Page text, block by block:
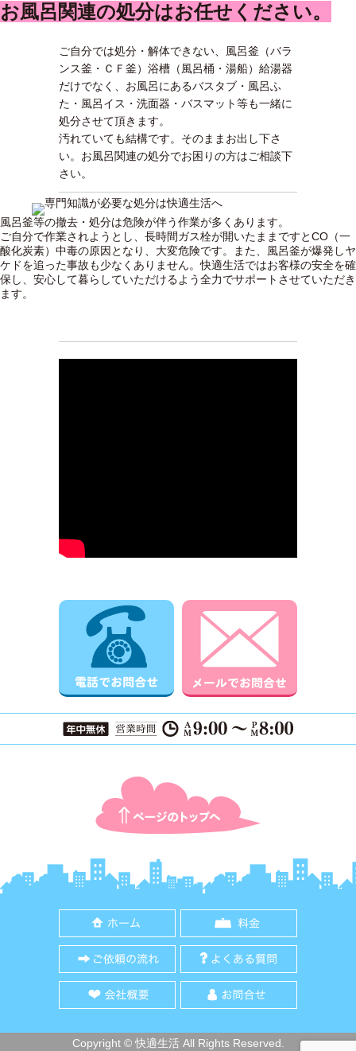
お風呂関連の処分はお任せください。
ご自分では処分・解体できない、風呂釜（バラ
ンス釜・ＣＦ釜）浴槽（風呂桶・湯船）給湯器
だけでなく、お風呂にあるバスタブ・風呂ふ
た・風呂イス・洗面器・バスマット等も一緒に
処分させて頂きます。
汚れていても結構です。そのままお出し下さ
い。お風呂関連の処分でお困りの方はご相談下
さい。
風呂釜等の撤去・処分は危険が伴う作業が多くあります。
ご自分で作業されようとし、長時間ガス栓が開いたままですとCO（一
酸化炭素）中毒の原因となり、大変危険です。また、風呂釜が爆発しヤ
ケドを追った事故も少なくありません。快適生活ではお客様の安全を確
保し、安心して暮らしていただけるよう全力でサポートさせていただき
ます。
電話でお問合せ
ご依頼の流れ
会社概要
Copyright © 快適生活 All Rights Reserved.